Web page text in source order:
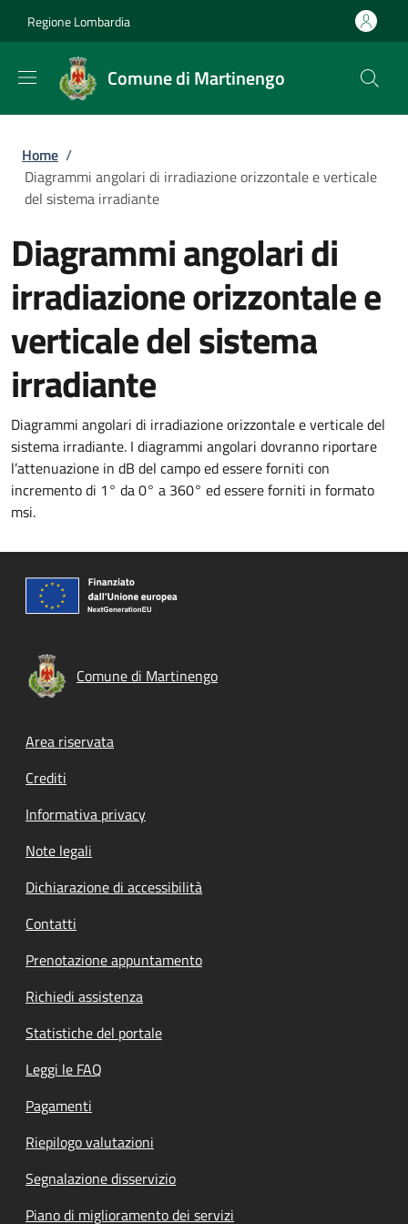
Regione Lombardia
Comune di Martinengo
Briciole di pane
Home /
Diagrammi angolari di irradiazione orizzontale e verticale
del sistema irradiante
Diagrammi angolari di
irradiazione orizzontale e
verticale del sistema
irradiante
Diagrammi angolari di irradiazione orizzontale e verticale del
sistema irradiante. I diagrammi angolari dovranno riportare
l’attenuazione in dB del campo ed essere forniti con
incremento di 1° da 0° a 360° ed essere forniti in formato
msi.
Comune di Martinengo
Footer menu
Area riservata
Crediti
Informativa privacy
Note legali
Dichiarazione di accessibilità
Contatti
Prenotazione appuntamento
Richiedi assistenza
Statistiche del portale
Leggi le FAQ
Pagamenti
Riepilogo valutazioni
Segnalazione disservizio
Piano di miglioramento dei servizi